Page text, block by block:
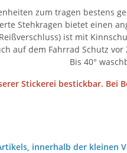
zum tragen bestens
Stehkragen bietet einen
ist mit
auf dem Fahrrad Schutz
Bis 40°
Stickerei bestickbar. Bei
innerhalb der kleinen